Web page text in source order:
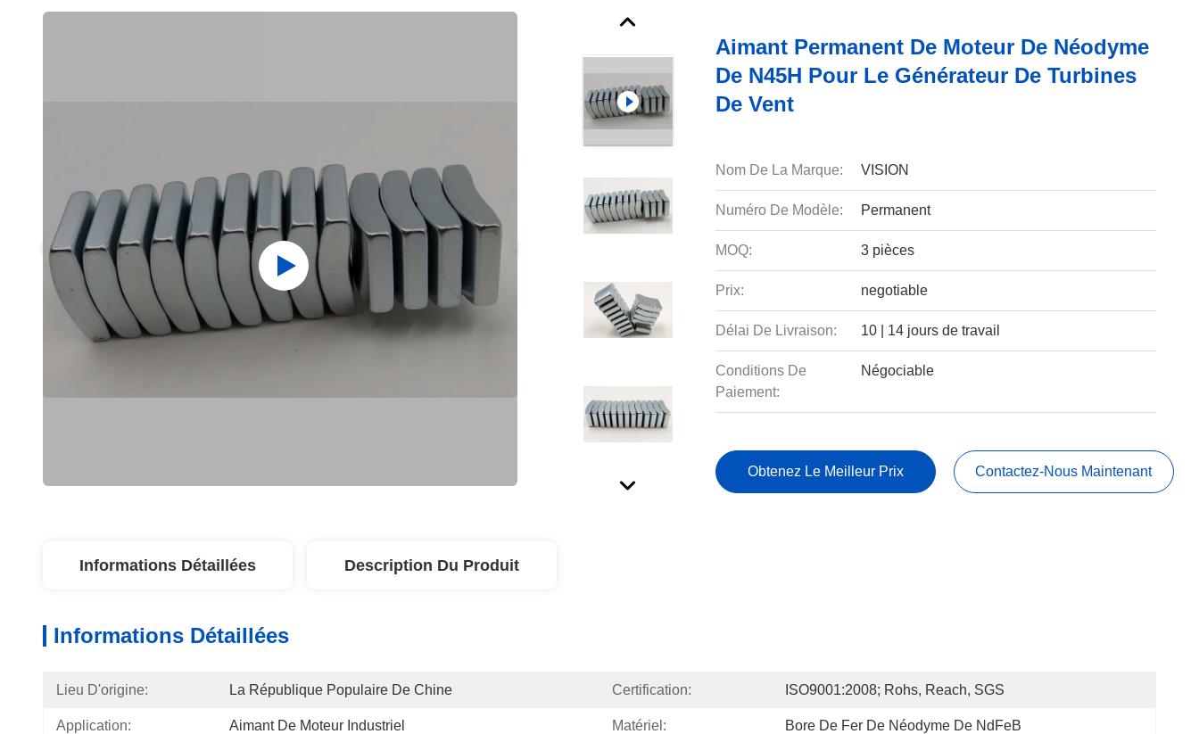
Aimant Permanent De Moteur De Néodyme
De N45H Pour Le Générateur De Turbines
De Vent
Nom De La Marque: VISION
Numéro De Modèle: Permanent
MOQ: 3 pièces
Prix: negotiable
Délai De Livraison: 10 | 14 jours de travail
Conditions De
Paiement:
Négociable
Obtenez Le Meilleur Prix Contactez-Nous Maintenant
Informations Détaillées Description Du Produit
Informations Détaillées
Lieu D'origine: La République Populaire De Chine Certification: ISO9001:2008; Rohs, Reach, SGS
Application: Aimant De Moteur Industriel Matériel: Bore De Fer De Néodyme De NdFeB